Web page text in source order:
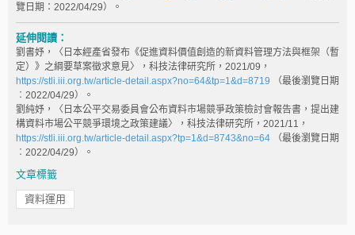
覽日期：2022/04/29）。
延伸閱讀：
劉書妤，〈日本經產省發布《促進資料價值創造的新資料管理方法與框架（暫
定）》之綱要草案徵求意見〉，科技法律研究所，2021/09，
https://stli.iii.org.tw/article-detail.aspx?no=64&tp=1&d=8719 （最後瀏覽日期
︰2022/04/29）。
劉純妤，〈日本公平交易委員會公布資料市場競爭政策檢討會報告書，提出建
構資料市場公平競爭環境之政策建議〉，科技法律研究所，2021/11，
https://stli.iii.org.tw/article-detail.aspx?tp=1&d=8743&no=64 （最後瀏覽日期
︰2022/04/29）。
文章標籤
資料運用